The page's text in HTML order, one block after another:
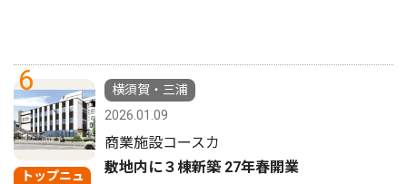
6
トップニュ
横須賀・三浦
2026.01.09
商業施設コースカ
敷地内に３棟新築 27年春開業